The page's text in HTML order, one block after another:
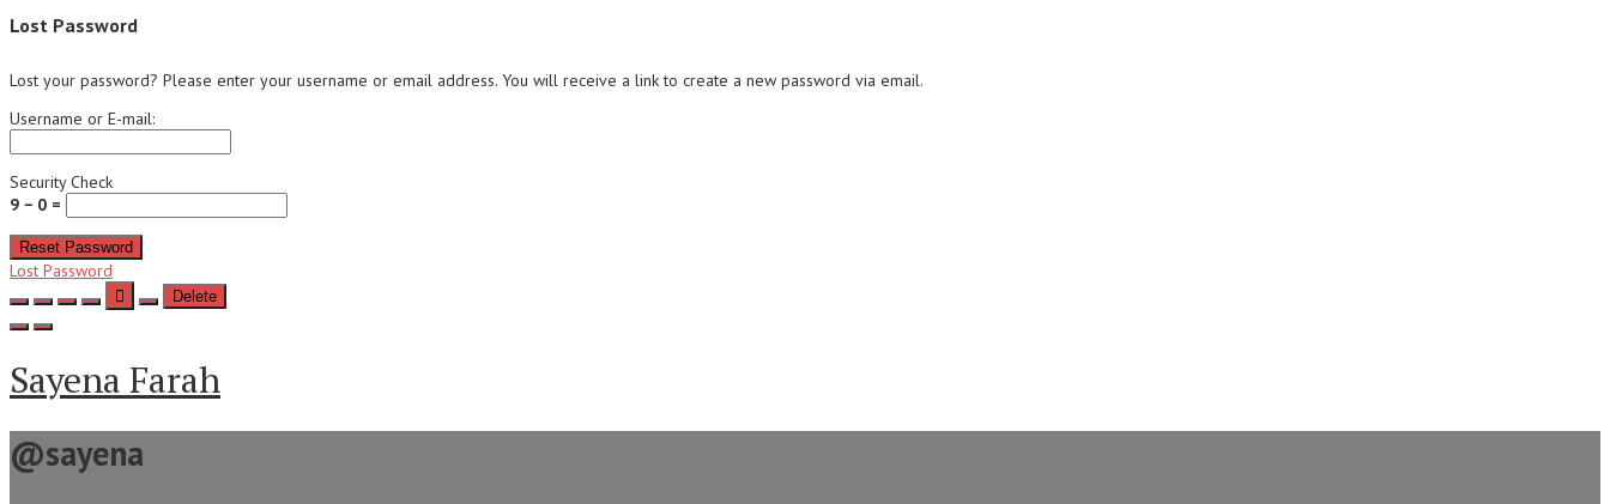
Lost Password
Lost your password? Please enter your username or email address. You will receive a link to create a new password via email.
Username or E-mail:
Security Check
9 − 0 =
Reset Password
Lost Password
Delete
Sayena Farah
@sayena